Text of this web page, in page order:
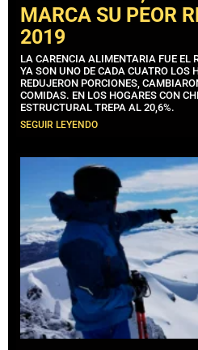
MARCA SU PEOR
2019
LA CARENCIA ALIMENTARIA FUE EL
YA SON UNO DE CADA CUATRO LOS
REDUJERON PORCIONES,
COMIDAS. EN LOS HOGARES CON
ESTRUCTURAL TREPA AL 20,6%.
SEGUIR LEYENDO